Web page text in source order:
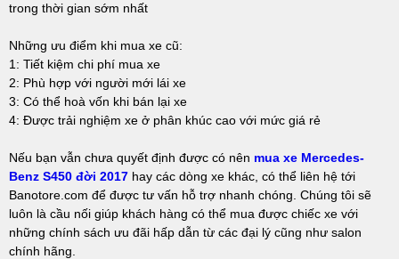
trong thời gian sớm nhất
Những ưu điểm khi mua xe cũ:
1: Tiết kiệm chi phí mua xe
2: Phù hợp với người mới lái xe
3: Có thể hoà vốn khi bán lại xe
4: Được trải nghiệm xe ở phân khúc cao với mức giá rẻ
Nếu bạn vẫn chưa quyết định được có nên mua xe Mercedes-
Benz S450 đời 2017 hay các dòng xe khác, có thể liên hệ tới
Banotore.com để được tư vấn hỗ trợ nhanh chóng. Chúng tôi sẽ
luôn là cầu nối giúp khách hàng có thể mua được chiếc xe với
những chính sách ưu đãi hấp dẫn từ các đại lý cũng như salon
chính hãng.